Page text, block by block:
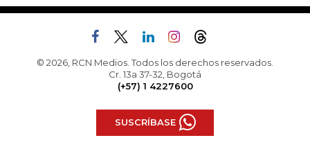
© 2026, RCN Medios. Todos los derechos reservados.
Cr. 13a 37-32, Bogotá
(+57) 1 4227600
SUSCRÍBASE